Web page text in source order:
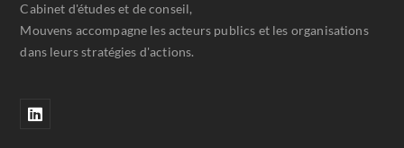
Cabinet d'études et de conseil,
Mouvens accompagne les acteurs publics et les organisations
dans leurs stratégies d'actions.